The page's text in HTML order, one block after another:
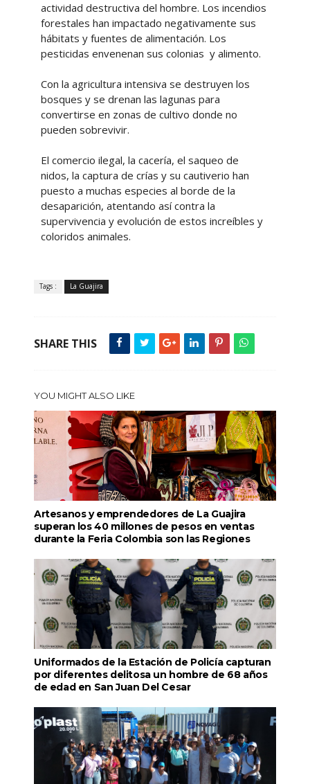
actividad destructiva del hombre. Los incendios
forestales han impactado negativamente sus
hábitats y fuentes de alimentación. Los
pesticidas envenenan sus colonias y alimento.
Con la agricultura intensiva se destruyen los
bosques y se drenan las lagunas para
convertirse en zonas de cultivo donde no
pueden sobrevivir.
El comercio ilegal, la cacería, el saqueo de
nidos, la captura de crías y su cautiverio han
puesto a muchas especies al borde de la
desaparición, atentando así contra la
supervivencia y evolución de estos increíbles y
coloridos animales.
Tags : La Guajira
SHARE THIS
YOU MIGHT ALSO LIKE
Artesanos y emprendedores de La Guajira
superan los 40 millones de pesos en ventas
durante la Feria Colombia son las Regiones
Uniformados de la Estación de Policía capturan
por diferentes delitosa un hombre de 68 años
de edad en San Juan Del Cesar